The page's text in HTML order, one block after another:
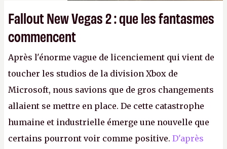
Fallout New Vegas 2 : que les fantasmes
commencent
Après l'énorme vague de licenciement qui vient de
toucher les studios de la division Xbox de
Microsoft, nous savions que de gros changements
allaient se mettre en place. De cette catastrophe
humaine et industrielle émerge une nouvelle que
certains pourront voir comme positive. D'après